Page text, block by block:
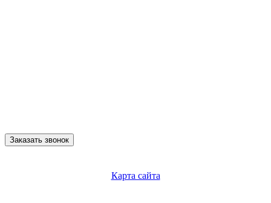
Заказать звонок
Карта сайта